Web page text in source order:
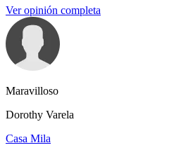
Ver opinión completa
Maravilloso
Dorothy Varela
Casa Mila